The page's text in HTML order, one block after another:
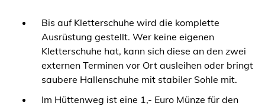
Bis auf Kletterschuhe wird die komplette
Ausrüstung gestellt. Wer keine eigenen
Kletterschuhe hat, kann sich diese an den zwei
externen Terminen vor Ort ausleihen oder bringt
saubere Hallenschuhe mit stabiler Sohle mit.
Im Hüttenweg ist eine 1,- Euro Münze für den